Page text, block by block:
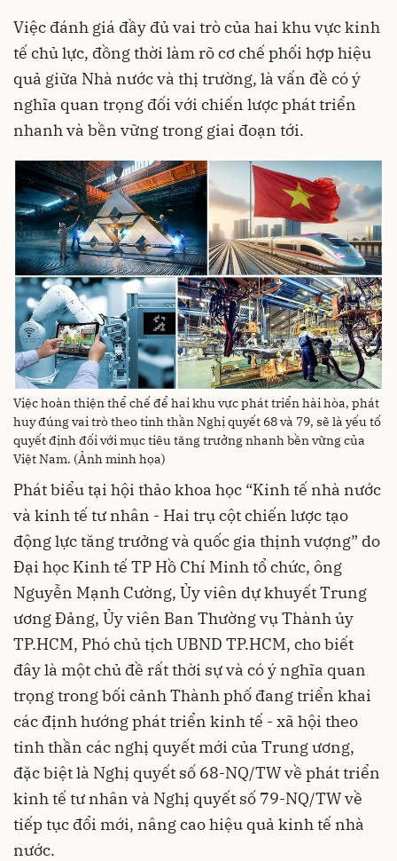
Việc đánh giá đầy đủ vai trò của hai khu vực kinh
tế chủ lực, đồng thời làm rõ cơ chế phối hợp hiệu
quả giữa Nhà nước và thị trường, là vấn đề có ý
nghĩa quan trọng đối với chiến lược phát triển
nhanh và bền vững trong giai đoạn tới.
Việc hoàn thiện thể chế để hai khu vực phát triển hài hòa, phát
huy đúng vai trò theo tinh thần Nghị quyết 68 và 79, sẽ là yếu tố
quyết định đối với mục tiêu tăng trưởng nhanh bền vững của
Việt Nam. (Ảnh minh họa)
Phát biểu tại hội thảo khoa học “Kinh tế nhà nước
và kinh tế tư nhân - Hai trụ cột chiến lược tạo
động lực tăng trưởng và quốc gia thịnh vượng” do
Đại học Kinh tế TP Hồ Chí Minh tổ chức, ông
Nguyễn Mạnh Cường, Ủy viên dự khuyết Trung
ương Đảng, Ủy viên Ban Thường vụ Thành ủy
TP.HCM, Phó chủ tịch UBND TP.HCM, cho biết
đây là một chủ đề rất thời sự và có ý nghĩa quan
trọng trong bối cảnh Thành phố đang triển khai
các định hướng phát triển kinh tế - xã hội theo
tinh thần các nghị quyết mới của Trung ương,
đặc biệt là Nghị quyết số 68-NQ/TW về phát triển
kinh tế tư nhân và Nghị quyết số 79-NQ/TW về
tiếp tục đổi mới, nâng cao hiệu quả kinh tế nhà
nước.